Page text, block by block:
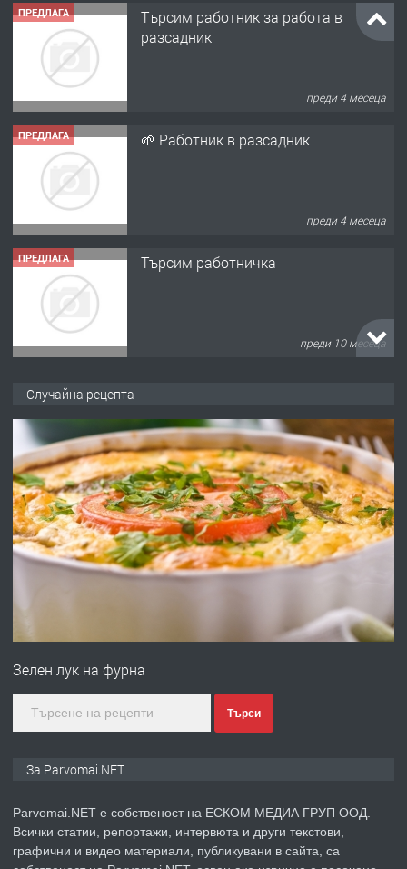
ПРЕДЛАГА
Търсим работник за работа в
разсадник
преди 4 месеца
ПРЕДЛАГА 🌱 Работник в разсадник
преди 4 месеца
ПРЕДЛАГА Търсим работничка
преди 10 месеца
преди 1 година
ПРЕДЛАГА Работа за общи работници
Първи поход "По стъпките на Ангел
преди 1 година
Случайна рецепта
Зелен лук на фурна
Търси
За Parvomai.NET
Parvomai.NET е собственост на ЕСКОМ МЕДИА ГРУП ООД.
Всички статии, репортажи, интервюта и други текстови,
графични и видео материали, публикувани в сайта, са